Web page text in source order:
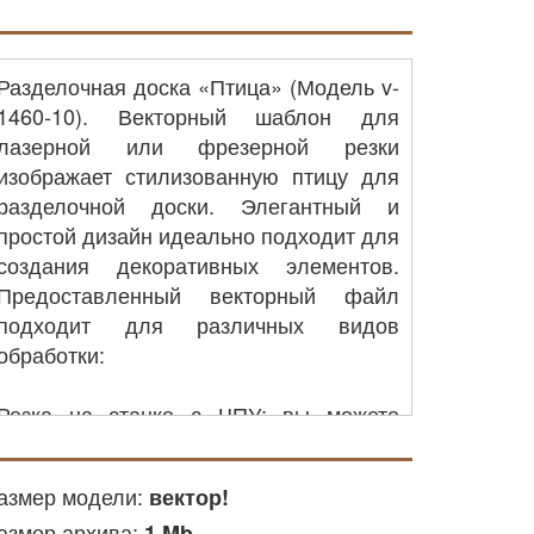
доска «Птица» (Модель v-
10). Векторный шаблон для
или фрезерной резки
стилизованную птицу для
доски. Элегантный и
дизайн идеально подходит для
декоративных элементов.
векторный файл
для различных видов
на станке с ЧПУ: вы можете
на оборудовании с ЧПУ.
модели: вектор!